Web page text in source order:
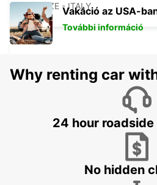
FIRENZE - ITALY
FLORENCE NOVOLI
FLORENCE AIRPORT
Vakáció az USA-
További információ
Why renting car
24 hour
No hidden